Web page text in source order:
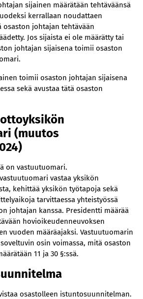
sijainen määrätään tehtäväänsä
kerrallaan noudattaen
osaston johtajan tehtävään
Jos sijaista ei ole määrätty tai
johtajan sijaisena toimii osaston
toimii osaston johtajan sijaisena
sekä avustaa tätä osaston
(muutos
on vastuutuomari.
vastaa yksikön
kehittää yksikön työtapoja sekä
tarvittaessa yhteistyössä
johtajan kanssa. Presidentti määrää
hovioikeudenneuvoksen
vuoden määräajaksi. Vastuutuomarin
osin voimassa, mitä osaston
11 ja 30 §:ssä.
osastolleen istuntosuunnitelman.